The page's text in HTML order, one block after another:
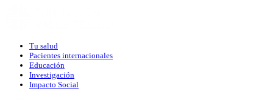
Tu salud
Pacientes internacionales
Educación
Investigación
Impacto Social